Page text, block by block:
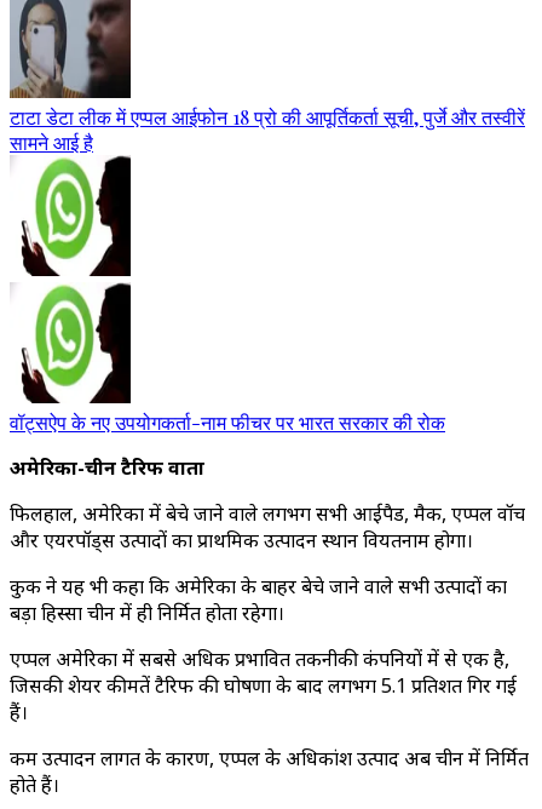
टाटा डेटा लीक में एप्पल आईफोन 18 प्रो की आपूर्तिकर्ता सूची, पुर्जे और तस्वीरें
सामने आई है
वॉट्सऐप के नए उपयोगकर्ता-नाम फीचर पर भारत सरकार की रोक
अमेरिका-चीन टैरिफ वार्ता
फिलहाल, अमेरिका में बेचे जाने वाले लगभग सभी आईपैड, मैक, एप्पल वॉच
और एयरपॉड्स उत्पादों का प्राथमिक उत्पादन स्थान वियतनाम होगा।
कुक ने यह भी कहा कि अमेरिका के बाहर बेचे जाने वाले सभी उत्पादों का
बड़ा हिस्सा चीन में ही निर्मित होता रहेगा।
एप्पल अमेरिका में सबसे अधिक प्रभावित तकनीकी कंपनियों में से एक है,
जिसकी शेयर कीमतें टैरिफ की घोषणा के बाद लगभग 5.1 प्रतिशत गिर गई
हैं।
कम उत्पादन लागत के कारण, एप्पल के अधिकांश उत्पाद अब चीन में निर्मित
होते हैं।